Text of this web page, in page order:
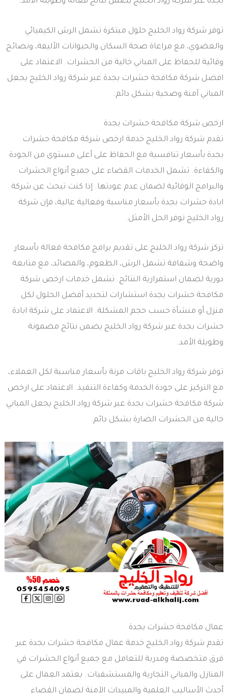
توفر شركة رواد الخليج حلول مبتكرة تشمل الرش الكيميائي
والعضوي، مع مراعاة صحة السكان والحيوانات الأليفة، ونصائح
وقائية للحفاظ على المباني خالية من الحشرات. الاعتماد على
افضل شركة مكافحة حشرات بجدة عبر شركة رواد الخليج يجعل
المباني آمنة وصحية بشكل دائم.
ارخص شركة مكافحة حشرات بجدة
تقدم شركة رواد الخليج خدمة ارخص شركة مكافحة حشرات
بجدة بأسعار تنافسية مع الحفاظ على أعلى مستوى من الجودة
والكفاءة. تشمل الخدمات القضاء على جميع أنواع الحشرات
والبرامج الوقائية لضمان عدم عودتها. إذا كنت تبحث عن شركة
ابادة حشرات بجدة بأسعار مناسبة وفعالية عالية، فإن شركة
رواد الخليج توفر الحل الأمثل.
تركز شركة رواد الخليج على تقديم برامج مكافحة فعالة بأسعار
واضحة وشفافة تشمل الرش، الطعوم، والمصائد، مع متابعة
دورية لضمان استمرارية النتائج. تشمل خدمات ارخص شركة
مكافحة حشرات بجدة استشارات لتحديد أفضل الحلول لكل
منزل أو منشأة حسب حجم المشكلة. الاعتماد على شركة ابادة
حشرات بجدة عبر شركة رواد الخليج يضمن نتائج مضمونة
وطويلة الأمد.
توفر شركة رواد الخليج باقات مرنة بأسعار مناسبة لكل العملاء،
مع التركيز على جودة الخدمة وكفاءة التنفيذ. الاعتماد على ارخص
شركة مكافحة حشرات بجدة عبر شركة رواد الخليج يجعل المباني
خالية من الحشرات الضارة بشكل دائم.
عمال مكافحة حشرات بجدة
تقدم شركة رواد الخليج خدمة عمال مكافحة حشرات بجدة عبر
فرق متخصصة ومدربة للتعامل مع جميع أنواع الحشرات في
المنازل والمباني التجارية والمستشفيات. يعتمد العمال على
أحدث الأساليب العلمية والمبيدات الآمنة لضمان القضاء